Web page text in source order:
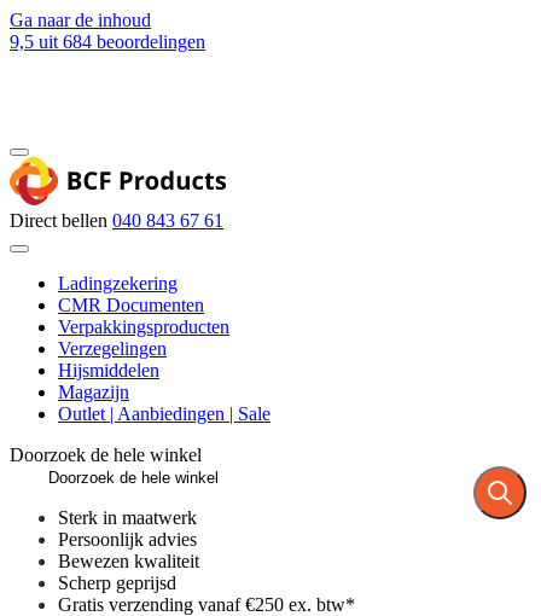
Ga naar de inhoud
9,5 uit 684 beoordelingen
Direct bellen 040 843 67 61
Ladingzekering
CMR Documenten
Verpakkingsproducten
Verzegelingen
Hijsmiddelen
Magazijn
Outlet | Aanbiedingen | Sale
Doorzoek de hele winkel
Sterk in maatwerk
Persoonlijk advies
Bewezen kwaliteit
Scherp geprijsd
Gratis verzending vanaf €250 ex. btw*